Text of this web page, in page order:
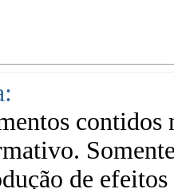
contidos
de